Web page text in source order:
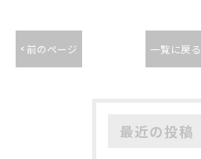
< 前のページ 一覧に戻る
最近の投稿